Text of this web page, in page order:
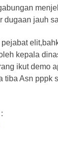
dugaan jauh
kepala
ikut demo
tiba Asn pppk